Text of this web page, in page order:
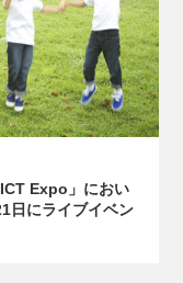
Expo」におい
日にライブイベン